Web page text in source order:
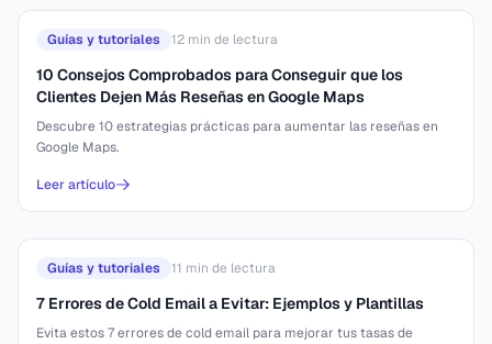
Guías y tutoriales 12 min de lectura
10 Consejos Comprobados para Conseguir que los
Clientes Dejen Más Reseñas en Google Maps
Descubre 10 estrategias prácticas para aumentar las reseñas en
Google Maps.
Leer artículo
Guías y tutoriales 11 min de lectura
7 Errores de Cold Email a Evitar: Ejemplos y Plantillas
Evita estos 7 errores de cold email para mejorar tus tasas de